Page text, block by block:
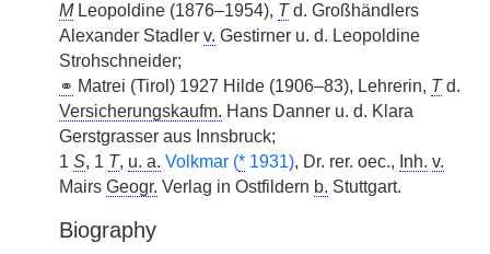
MLeopoldine (1876–1954), Td. Großhändlers
Alexander Stadler v. Gestirner u. d. Leopoldine
Strohschneider;
⚭ Matrei (Tirol) 1927 Hilde (1906–83), Lehrerin, Td.
Versicherungskaufm. Hans Danner u. d. Klara
Gerstgrasser aus Innsbruck;
1 S, 1 T, u. a. Volkmar (* 1931), Dr. rer. oec., Inh. v.
Mairs Geogr. Verlag in Ostfildern b. Stuttgart.
Biography